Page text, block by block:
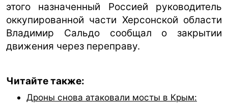
этого назначенный Россией руководитель
оккупированной части Херсонской области
Владимир Сальдо сообщал о закрытии
движения через переправу.
Читайте также:
Дроны снова атаковали мосты в Крым: